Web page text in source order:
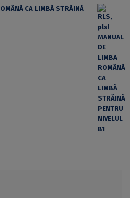
CA LIMBĂ STRĂINĂ